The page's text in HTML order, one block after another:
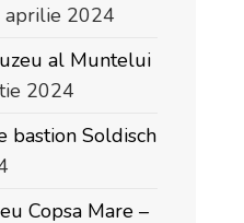
aprilie 2024
al Muntelui
2024
bastion Soldisch
Copsa Mare –